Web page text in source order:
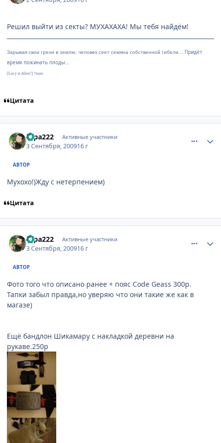
Решил выйти из секты? МУХАХАХА! Мы тебя найдём!
Зарывая свои грехи в землю, человек сеет семяна собственной гибели... Придёт
время пожинать плоды...
[Lucy is Alive!] †eam
Цитата
sapa222 Активные участники
3 Сентября, 200916 г
АВТОР
Мухохо!)Жду с нетерпением)
Цитата
sapa222 Активные участники
3 Сентября, 200916 г
АВТОР
Фото того что описано ранее + пояс Code Geass 300р.
Тапки забыл правда,но уверяю что они такие же как в
магазе)
Ещё бандлон Шикамару с накладкой деревни на
рукаве.250р